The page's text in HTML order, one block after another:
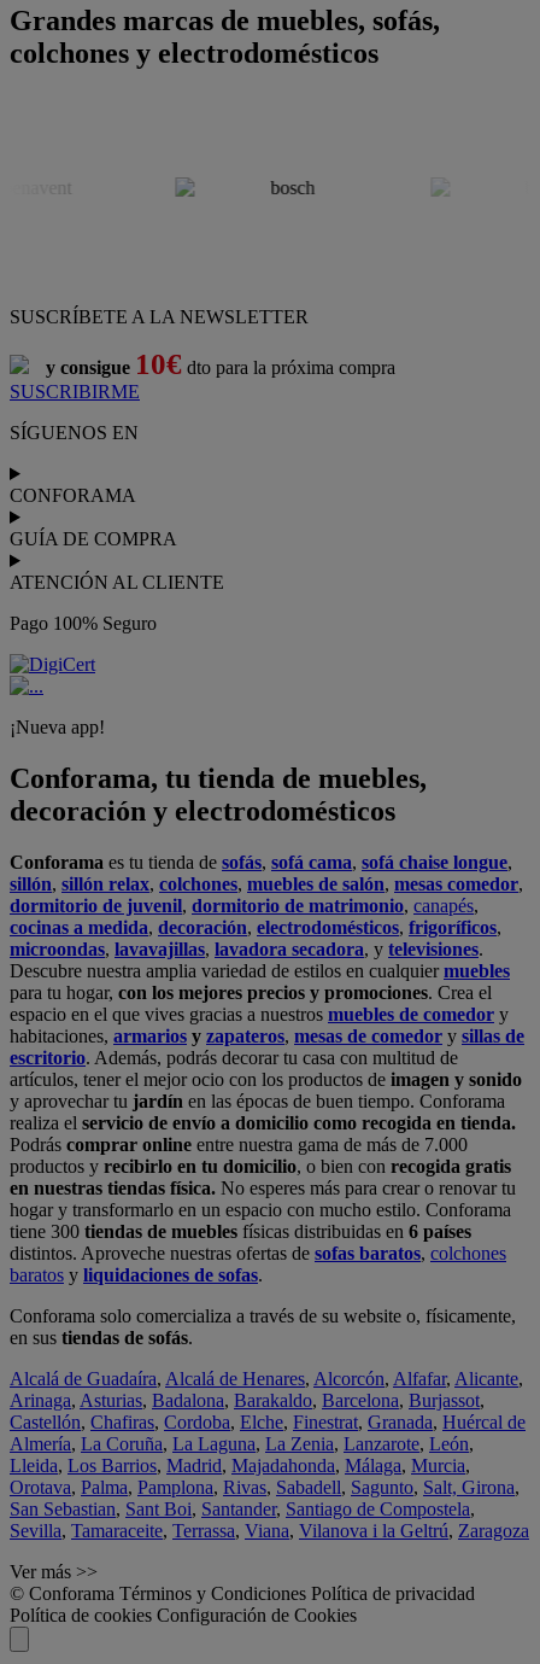
Grandes marcas de muebles, sofás,
colchones y electrodomésticos
SUSCRÍBETE A LA NEWSLETTER
y consigue 10€ dto para la próxima compra
SUSCRIBIRME
SÍGUENOS EN
CONFORAMA
GUÍA DE COMPRA
ATENCIÓN AL CLIENTE
Pago 100% Seguro
¡Nueva app!
Conforama, tu tienda de muebles,
decoración y electrodomésticos
Conforama es tu tienda de sofás, sofá cama, sofá chaise longue,
sillón, sillón relax, colchones, muebles de salón, mesas comedor,
dormitorio de juvenil, dormitorio de matrimonio, canapés,
cocinas a medida, decoración, electrodomésticos, frigoríficos,
microondas, lavavajillas, lavadora secadora, y televisiones.
Descubre nuestra amplia variedad de estilos en cualquiermuebles
para tu hogar, con los mejores precios y promociones. Crea el
espacio en el que vives gracias a nuestros muebles de comedor y
habitaciones, armarios y zapateros, mesas de comedor y sillas de
escritorio. Además, podrás decorar tu casa con multitud de
artículos, tener el mejor ocio con los productos de imagen y sonido
y aprovechar tu jardín en las épocas de buen tiempo. Conforama
realiza el servicio de envío a domicilio como recogida en tienda.
Podrás comprar online entre nuestra gama de más de 7.000
productos y recibirlo en tu domicilio, o bien con recogida gratis
en nuestras tiendas física. No esperes más para crear o renovar tu
hogar y transformarlo en un espacio con mucho estilo. Conforama
tiene 300 tiendas de muebles físicas distribuidas en 6 países
distintos. Aproveche nuestras ofertas de sofas baratos, colchones
baratos y liquidaciones de sofas.
Conforama solo comercializa a través de su website o, físicamente,
en sus tiendas de sofás.
Alcalá de Guadaíra, Alcalá de Henares, Alcorcón, Alfafar, Alicante,
Arinaga, Asturias, Badalona, Barakaldo, Barcelona, Burjassot,
Castellón, Chafiras, Cordoba, Elche, Finestrat, Granada, Huércal de
Almería, La Coruña, La Laguna, La Zenia, Lanzarote, León,
Lleida, Los Barrios, Madrid, Majadahonda, Málaga, Murcia,
Orotava, Palma, Pamplona, Rivas, Sabadell, Sagunto, Salt, Girona,
San Sebastian, Sant Boi, Santander, Santiago de Compostela,
Sevilla, Tamaraceite, Terrassa, Viana, Vilanova i la Geltrú, Zaragoza
Ver más >>
© Conforama Términos y Condiciones Política de privacidad
Política de cookies Configuración de Cookies